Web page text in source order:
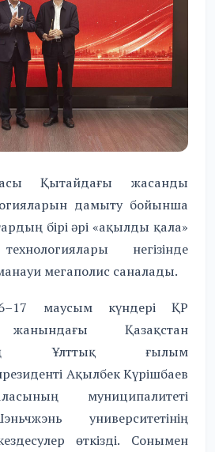
Қытайдағы жасанды
дамыту бойынша
бірі әрі «ақылды қала»
негізінде
мегаполис саналады.
маусым күндері ҚР
жанындағы Қазақстан
Ұлттық ғылым
Ақылбек Күрішбаев
муниципалитеті
университетінің
өткізді. Сонымен